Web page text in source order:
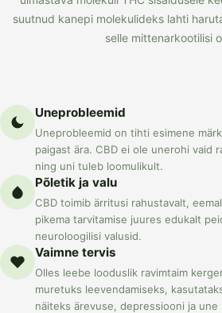
suutnud kanepi molekulideks lahti
selle mittenarkootilisi
Uneprobleemid
Uneprobleemid on tihti esimene
paigast ära. CBD ei ole unerohi vaid
ning uni tuleb loomulikult.
Põletik ja valu
CBD toimib ärritusi rahustavalt,
pikema tarvitamise juures edukalt
neuroloogilisi valusid.
Vaimne tervis
Olles leebe looduslik ravimtaim
muretuks leevendamiseks,
näiteks ärevuse, depressiooni ja